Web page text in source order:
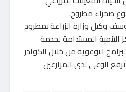
صحراء مطروح.
وكيل وزارة الزراعة بمطروح
التنمية المستدامة لخدمة
التوعوية من خلال الكوادر
ترفع الوعي لدى المزارعين